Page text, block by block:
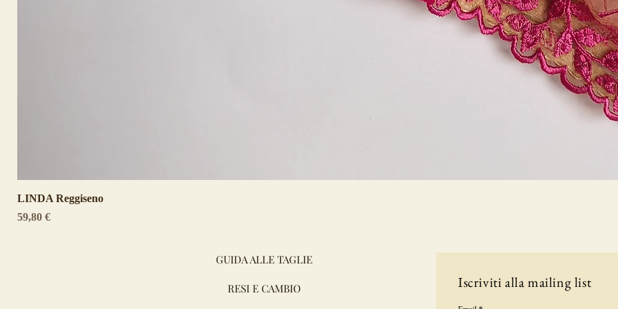
LINDA Reggiseno
Prezzo
59,80 €
GUIDA ALLE TAGLIE
RESI E CAMBIO Iscriviti alla mailing list